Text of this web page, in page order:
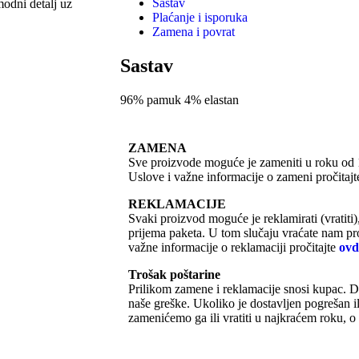
detalj uz
Sastav
Plaćanje i isporuka
Zamena i povrat
Sastav
96% pamuk 4% elastan
ZAMENA
Sve proizvode moguće je zameniti u roku od
Uslove i važne informacije o zameni
REKLAMACIJE
Svaki proizvod moguće je reklamirati
prijema paketa. U tom slučaju vraćate nam
važne informacije o reklamaciji pročitajte
Trošak poštarine
Prilikom zamene i reklamacije snosi kupac.
naše greške. Ukoliko je dostavljen pogrešan
zamenićemo ga ili vratiti u najkraćem roku, o